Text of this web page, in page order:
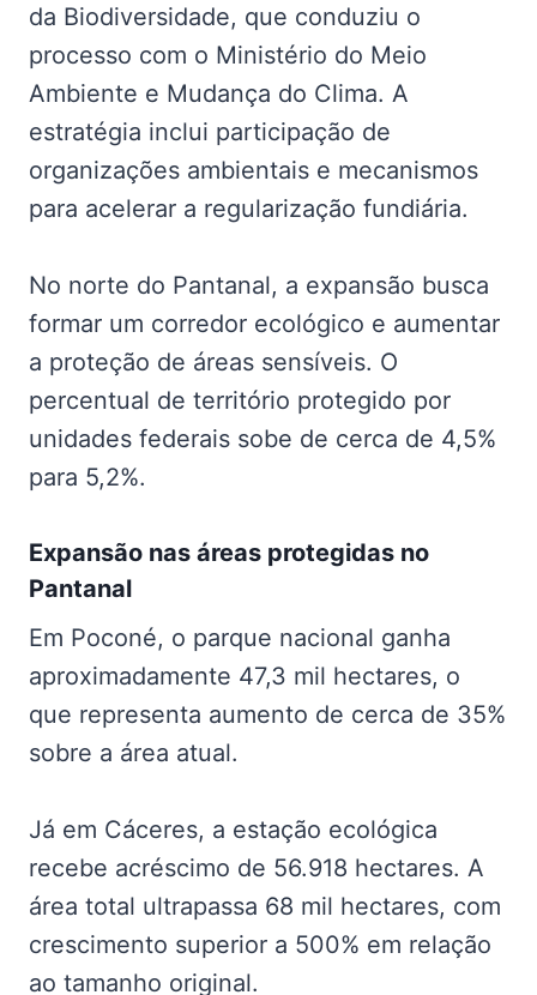
da Biodiversidade, que conduziu o
processo com o Ministério do Meio
Ambiente e Mudança do Clima. A
estratégia inclui participação de
organizações ambientais e mecanismos
para acelerar a regularização fundiária.
No norte do Pantanal, a expansão busca
formar um corredor ecológico e aumentar
a proteção de áreas sensíveis. O
percentual de território protegido por
unidades federais sobe de cerca de 4,5%
para 5,2%.
Expansão nas áreas protegidas no
Pantanal
Em Poconé, o parque nacional ganha
aproximadamente 47,3 mil hectares, o
que representa aumento de cerca de 35%
sobre a área atual.
Já em Cáceres, a estação ecológica
recebe acréscimo de 56.918 hectares. A
área total ultrapassa 68 mil hectares, com
crescimento superior a 500% em relação
ao tamanho original.